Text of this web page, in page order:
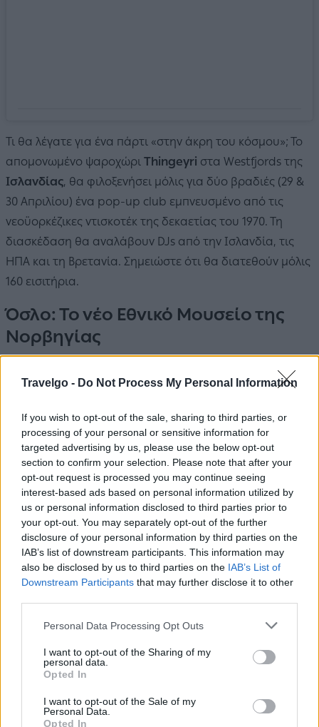
Travelgo - Do Not Process My Personal Information
If you wish to opt-out of the sale, sharing to third parties, or
processing of your personal or sensitive information for
targeted advertising by us, please use the below opt-out
section to confirm your selection. Please note that after your
opt-out request is processed you may continue seeing
interest-based ads based on personal information utilized by
us or personal information disclosed to third parties prior to
your opt-out. You may separately opt-out of the further
disclosure of your personal information by third parties on the
IAB’s list of downstream participants. This information may
also be disclosed by us to third parties on the IAB’s List of
Downstream Participants that may further disclose it to other
Please note that this website/app uses one or more Google
not limited to your visit or usage behaviour. You may click to
grant or deny consent to Google and its third-party tags to
use your data for below specified purposes in below Google
consent section.
Personal Data Processing Opt Outs
I want to opt-out of the Sharing of my
personal data.
Opted In
I want to opt-out of the Sale of my
Personal Data.
Opted In
Τι θα λέγατε για ένα πάρτι «στην άκρη του κόσμου»; Το
απομονωμένο ψαροχώρι Thingeyri στα Westfjords της
Ισλανδίας, θα φιλοξενήσει μόλις για δύο βραδιές (29 &
30 Απριλίου) ένα pop-up club εμπνευσμένο από τις
νεοϋορκέζικες ντισκοτέκ της δεκαετίας του 1970. Τη
διασκέδαση θα αναλάβουν DJs από την Ισλανδία, τις
ΗΠΑ και τη Βρετανία. Σημειώστε ότι θα διατεθούν μόλις
160 εισιτήρια.
Όσλο: Το νέο Εθνικό Μουσείο της
Νορβηγίας
View this post on Instagram